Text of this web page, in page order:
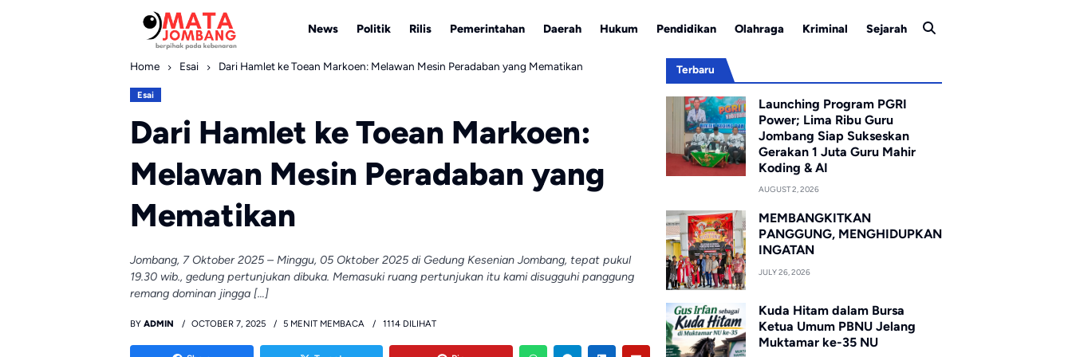
News Politik Rilis Pemerintahan Daerah Hukum Pendidikan Olahraga Kriminal Sejarah
Home Esai Dari Hamlet ke Toean Markoen: Melawan Mesin Peradaban yang Mematikan
Esai
Dari Hamlet ke Toean Markoen:
Melawan Mesin Peradaban yang
Mematikan
Jombang, 7 Oktober 2025 – Minggu, 05 Oktober 2025 di Gedung Kesenian Jombang, tepat pukul
19.30 wib., gedung pertunjukan dibuka. Memasuki ruang pertunjukan itu kami disugguhi panggung
remang dominan jingga […]
BY ADMIN OCTOBER 7, 2025 5 MENIT MEMBACA 1114 DILIHAT
Terbaru
Launching Program PGRI
Power; Lima Ribu Guru
Jombang Siap Sukseskan
Gerakan 1 Juta Guru Mahir
Koding & AI
AUGUST 2, 2026
MEMBANGKITKAN
PANGGUNG, MENGHIDUPKAN
INGATAN
JULY 26, 2026
Kuda Hitam dalam Bursa
Ketua Umum PBNU Jelang
Muktamar ke-35 NU